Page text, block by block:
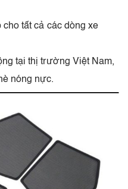
tất cả các dòng xe
tại thị trường Việt Nam,
nóng nực.